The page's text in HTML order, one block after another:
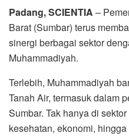
Padang, SCIENTIA –
Barat (Sumbar) terus
sinergi berbagai sektor
Muhammadiyah.
Terlebih, Muhammadiyah
Tanah Air, termasuk dalam
Sumbar. Tak hanya di
kesehatan, ekonomi,